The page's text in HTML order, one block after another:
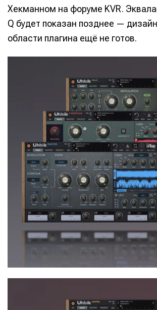
Хекманном на форуме KVR.
Q будет показан позднее —
области плагина ещё не готов.